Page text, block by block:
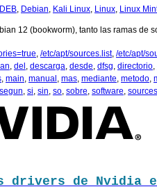
DEB, Debian, Kali Linux, Linux, Linux
12 (bookworm), tanto las ramas de
, /etc/apt/sources.list, /etc/apt/
, del , descarga, desde, dfsg, directorio,
, main, manual , mas, mediante, metodo,
segun, si, sin, so, sobre, software,
drivers de Nvidia